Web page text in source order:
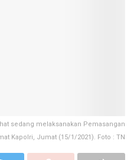
sedang melaksanakan Pemasangan
Kapolri, Jumat (15/1/2021). Foto : TN